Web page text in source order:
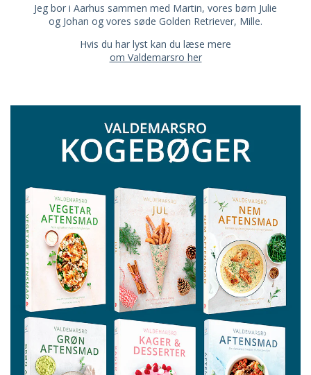
Jeg bor i Aarhus sammen med Martin, vores børn Julie
og Johan og vores søde Golden Retriever, Mille.
Hvis du har lyst kan du læse mere
om Valdemarsro her